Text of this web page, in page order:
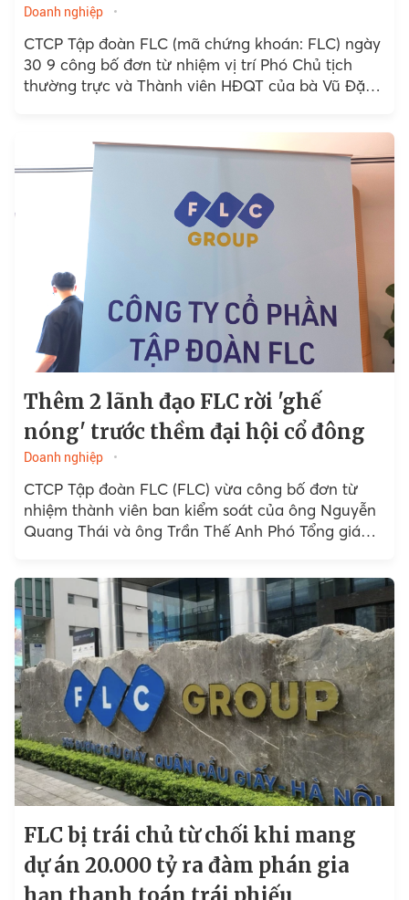
Doanh nghiệp
CTCP Tập đoàn FLC (mã chứng khoán: FLC) ngày
30 9 công bố đơn từ nhiệm vị trí Phó Chủ tịch
thường trực và Thành viên HĐQT của bà Vũ Đặng
Thêm 2 lãnh đạo FLC rời 'ghế
nóng' trước thềm đại hội cổ đông
Doanh nghiệp
CTCP Tập đoàn FLC (FLC) vừa công bố đơn từ
nhiệm thành viên ban kiểm soát của ông Nguyễn
Quang Thái và ông Trần Thế Anh Phó Tổng giám
FLC bị trái chủ từ chối khi mang
dự án 20.000 tỷ ra đàm phán gia